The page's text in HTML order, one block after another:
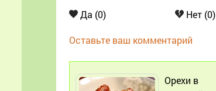
Да (0) Нет (0)
Оставьте ваш комментарий
Орехи в